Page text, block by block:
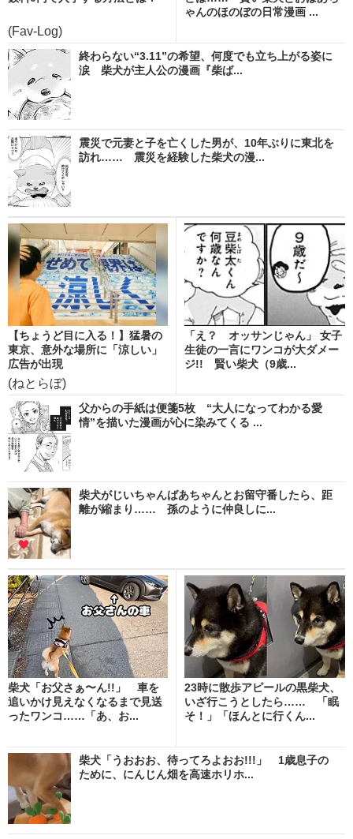
(Fav-Log)
ゃんのほのぼの日常漫画 ...
終わらない“3.11”の希望、何度でも立ち上がる姿に
涙 柴犬が主人公の漫画『柴ば...
震災で元妻と子を亡くした男が、10年ぶりに東北を
訪れ…… 震災を経験した柴犬の漫...
【ちょうど目に入る！】猛暑の
東京、意外な場所に「涼しい」
広告が出現
(ねとらぼ)
「え？ オッサンじゃん」 女子
生徒の一言にワンコが大ダメー
ジ!! 賢い柴犬（9歳...
父からの手紙は便箋5枚 “大人になってわかる愛
情”を描いた漫画が心に染みてくる ...
柴犬がじいちゃんばあちゃんとお留守番したら、距
離が縮まり…… 孫のように仲良しに...
柴犬「お父さぁ〜ん!!」 車を
追いかけ見えなくなるまで見送
ったワンコ……「あ、お...
23時に散歩アピールの黒柴犬、
いざ行こうとしたら…… 「眠
そ！」「ほんとに行くん...
柴犬「うおおお、待ってろよおお!!!」 1歳息子の
ために、にんじん畑を高速ホリホ...